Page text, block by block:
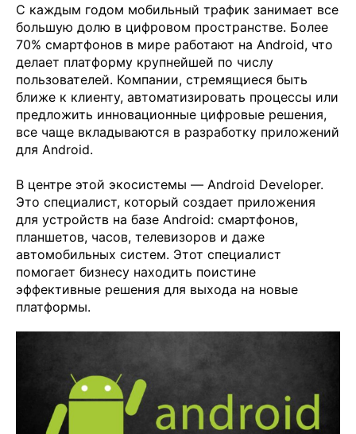
С каждым годом мобильный трафик занимает все
большую долю в цифровом пространстве. Более
70% смартфонов в мире работают на Android, что
делает платформу крупнейшей по числу
пользователей. Компании, стремящиеся быть
ближе к клиенту, автоматизировать процессы или
предложить инновационные цифровые решения,
все чаще вкладываются в разработку приложений
для Android.
В центре этой экосистемы — Android Developer.
Это специалист, который создает приложения
для устройств на базе Android: смартфонов,
планшетов, часов, телевизоров и даже
автомобильных систем. Этот специалист
помогает бизнесу находить поистине
эффективные решения для выхода на новые
платформы.